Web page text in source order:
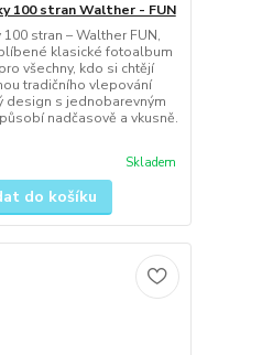
100 stran Walther - FUN
stran – Walther FUN,
klasické fotoalbum
všechny, kdo si chtějí
tradičního vlepování
design s jednobarevným
nadčasově a vkusně.
Skladem
do košíku